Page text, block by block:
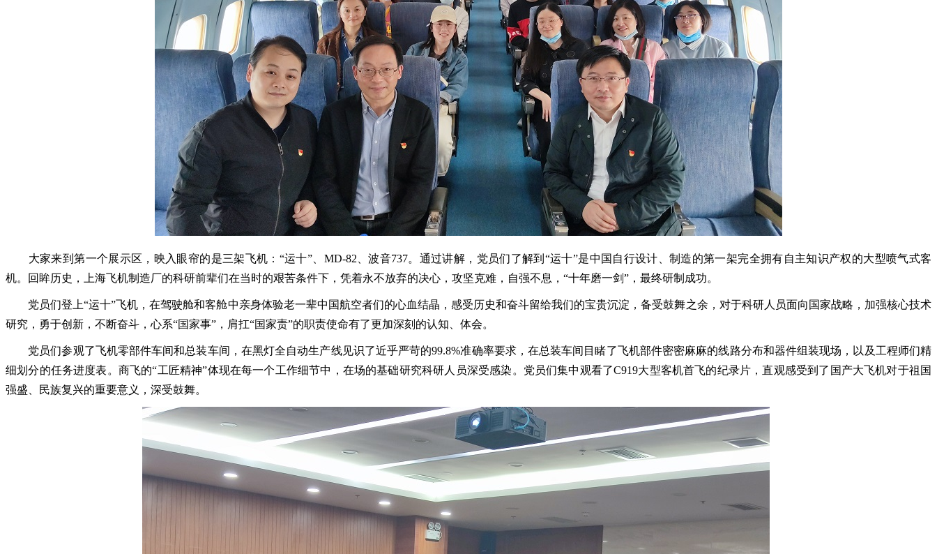
大家来到第一个展示区，映入眼帘的是三架飞机：“运十”、 MD-82 、波音737。通过讲解，党员们了解到“运十”是中国自行设计、制造的第一架完全拥有自主知识产权的大型喷气式客
机。回眸历史，上海飞机制造厂的科研前辈们在当时的艰苦条件下，凭着永不放弃的决心，攻坚克难，自强不息，“十年磨一剑” ，最终研制成功。
党员们登上“运十”飞机，在驾驶舱和客舱中亲身体验老一辈中国航空者们的心血结晶，感受历史和奋斗留给我们的宝贵沉淀，备受鼓舞之余，对于科研人员面向国家战略，加强核心技术
研究，勇于创新，不断奋斗，心系“国家事”，肩扛“国家责”的职责使命有了更加深刻的认知、体会。
党员们参观了飞机零部件车间和总装车间，在黑灯全自动生产线见识了近乎严苛的99.8%准确率要求，在总装车间目睹了飞机部件密密麻麻的线路分布和器件组装现场，以及工程师们精
细划分的任务进度表。商飞的“工匠精神”体现在每一个工作细节中，在场的基础研究科研人员深受感染。党员们集中观看了C919大型客机首飞的纪录片，直观感受到了国产大飞机对于祖国
强盛、民族复兴的重要意义，深受鼓舞。